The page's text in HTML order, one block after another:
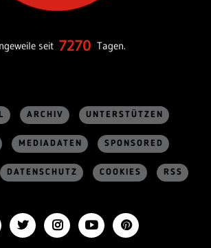
seit 7270 Tagen.
ARCHIV UNTERSTÜTZEN
MEDIADATEN SPONSORED
DATENSCHUTZ COOKIES RSS